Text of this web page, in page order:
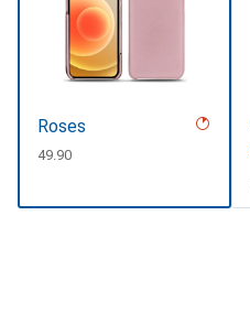
Roses
CHF
49.90